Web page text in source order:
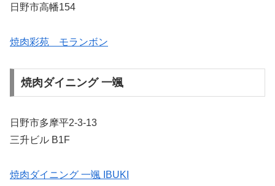
日野市高幡154
焼肉彩苑 モランボン
焼肉ダイニング 一颯
日野市多摩平2-3-13
三升ビル B1F
焼肉ダイニング 一颯 IBUKI